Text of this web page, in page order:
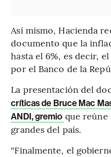
Así mismo, Hacienda
documento que la
hasta el 6%, es decir,
por el Banco de la
La presentación del
críticas de Bruce Mac
ANDI, gremio que reúne
grandes del país.
“Finalmente, el